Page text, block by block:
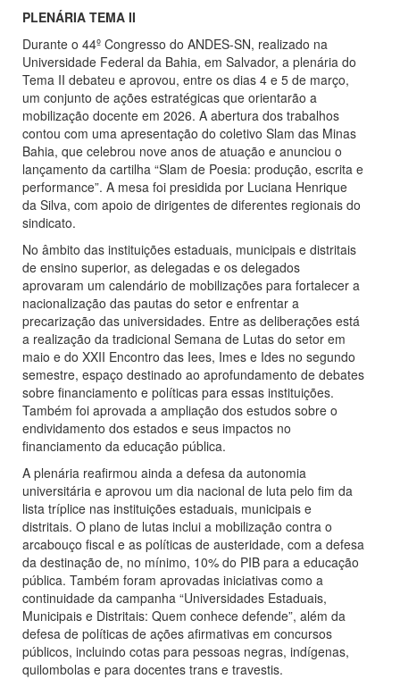
PLENÁRIA TEMA II
Durante o 44º Congresso do ANDES-SN, realizado na
Universidade Federal da Bahia, em Salvador, a plenária do
Tema II debateu e aprovou, entre os dias 4 e 5 de março,
um conjunto de ações estratégicas que orientarão a
mobilização docente em 2026. A abertura dos trabalhos
contou com uma apresentação do coletivo Slam das Minas
Bahia, que celebrou nove anos de atuação e anunciou o
lançamento da cartilha “Slam de Poesia: produção, escrita e
performance”. A mesa foi presidida por Luciana Henrique
da Silva, com apoio de dirigentes de diferentes regionais do
sindicato.
No âmbito das instituições estaduais, municipais e distritais
de ensino superior, as delegadas e os delegados
aprovaram um calendário de mobilizações para fortalecer a
nacionalização das pautas do setor e enfrentar a
precarização das universidades. Entre as deliberações está
a realização da tradicional Semana de Lutas do setor em
maio e do XXII Encontro das Iees, Imes e Ides no segundo
semestre, espaço destinado ao aprofundamento de debates
sobre financiamento e políticas para essas instituições.
Também foi aprovada a ampliação dos estudos sobre o
endividamento dos estados e seus impactos no
financiamento da educação pública.
A plenária reafirmou ainda a defesa da autonomia
universitária e aprovou um dia nacional de luta pelo fim da
lista tríplice nas instituições estaduais, municipais e
distritais. O plano de lutas inclui a mobilização contra o
arcabouço fiscal e as políticas de austeridade, com a defesa
da destinação de, no mínimo, 10% do PIB para a educação
pública. Também foram aprovadas iniciativas como a
continuidade da campanha “Universidades Estaduais,
Municipais e Distritais: Quem conhece defende”, além da
defesa de políticas de ações afirmativas em concursos
públicos, incluindo cotas para pessoas negras, indígenas,
quilombolas e para docentes trans e travestis.